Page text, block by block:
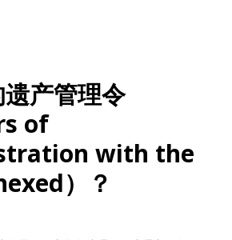
产管理令
of
with the
）？